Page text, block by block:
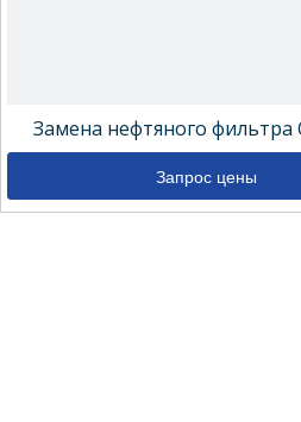
Замена нефтяного фильтра
Запрос цены